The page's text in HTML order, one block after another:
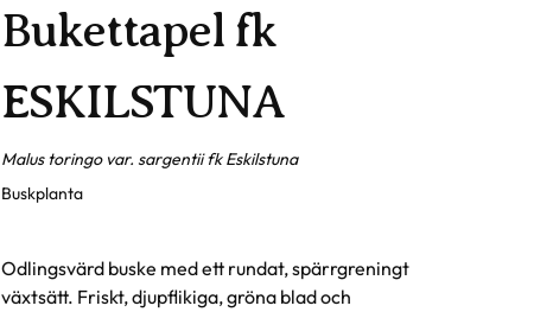
Bukettapel fk
ESKILSTUNA
Malus toringo var. sargentii fk Eskilstuna
Buskplanta
Odlingsvärd buske med ett rundat, spärrgreningt
växtsätt. Friskt, djupflikiga, gröna blad och